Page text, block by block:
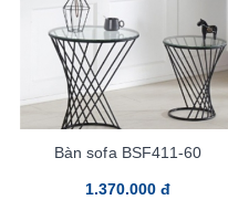
Bàn sofa BSF411-60
1.370.000 đ